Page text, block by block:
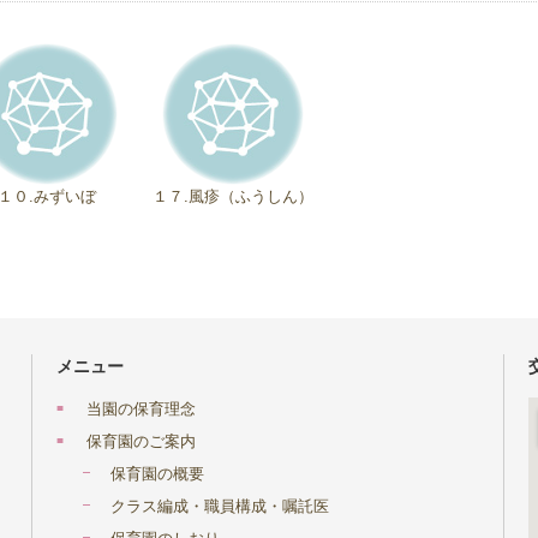
１０.みずいぼ １７.風疹（ふうしん）
メニュー
当園の保育理念
保育園のご案内
保育園の概要
クラス編成・職員構成・嘱託医